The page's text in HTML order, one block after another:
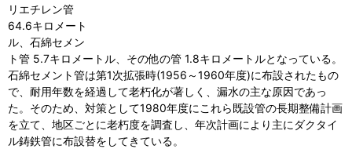
リエチレン管
64.6キロメート
ル、石綿セメン
ト管 5.7キロメートル、その他の管 1.8キロメートルとなっている。
石綿セメント管は第1次拡張時(1956～1960年度)に布設されたもの
で、耐用年数を経過して老朽化が著しく、漏水の主な原因であっ
た。そのため、対策として1980年度にこれら既設管の長期整備計画
を立て、地区ごとに老朽度を調査し、年次計画により主にダクタイ
ル鋳鉄管に布設替をしてきている。